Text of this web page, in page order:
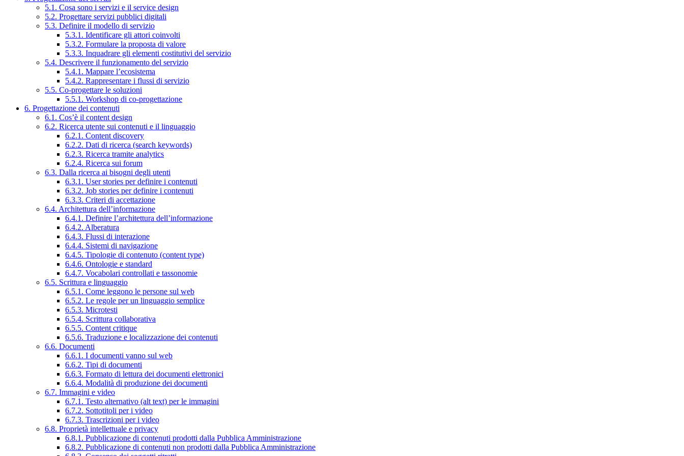
5.1. Cosa sono i servizi e il service design
5.2. Progettare servizi pubblici digitali
5.3. Definire il modello di servizio
5.3.1. Identificare gli attori coinvolti
5.3.2. Formulare la proposta di valore
5.3.3. Inquadrare gli elementi costitutivi del servizio
5.4. Descrivere il funzionamento del servizio
5.4.1. Mappare l’ecosistema
5.4.2. Rappresentare i flussi di servizio
5.5. Co-progettare le soluzioni
5.5.1. Workshop di co-progettazione
6. Progettazione dei contenuti
6.1. Cos’è il content design
6.2. Ricerca utente sui contenuti e il linguaggio
6.2.1. Content discovery
6.2.2. Dati di ricerca (search keywords)
6.2.3. Ricerca tramite analytics
6.2.4. Ricerca sui forum
6.3. Dalla ricerca ai bisogni degli utenti
6.3.1. User stories per definire i contenuti
6.3.2. Job stories per definire i contenuti
6.3.3. Criteri di accettazione
6.4. Architettura dell’informazione
6.4.1. Definire l’architettura dell’informazione
6.4.2. Alberatura
6.4.3. Flussi di interazione
6.4.4. Sistemi di navigazione
6.4.5. Tipologie di contenuto (content type)
6.4.6. Ontologie e standard
6.4.7. Vocabolari controllati e tassonomie
6.5. Scrittura e linguaggio
6.5.1. Come leggono le persone sul web
6.5.2. Le regole per un linguaggio semplice
6.5.3. Microtesti
6.5.4. Scrittura collaborativa
6.5.5. Content critique
6.5.6. Traduzione e localizzazione dei contenuti
6.6. Documenti
6.6.1. I documenti vanno sul web
6.6.2. Tipi di documenti
6.6.3. Formato di lettura dei documenti elettronici
6.6.4. Modalità di produzione dei documenti
6.7. Immagini e video
6.7.1. Testo alternativo (alt text) per le immagini
6.7.2. Sottotitoli per i video
6.7.3. Trascrizioni per i video
6.8. Proprietà intellettuale e privacy
6.8.1. Pubblicazione di contenuti prodotti dalla Pubblica Amministrazione
6.8.2. Pubblicazione di contenuti non prodotti dalla Pubblica Amministrazione